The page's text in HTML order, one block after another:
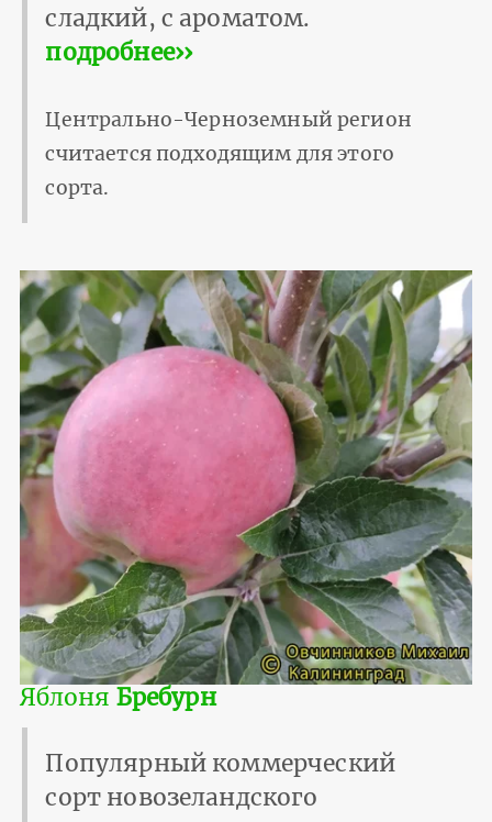
сладкий, с ароматом.
подробнее››
Центрально-Черноземный регион
считается подходящим для этого
сорта.
Яблоня Бребурн
Популярный коммерческий
сорт новозеландского